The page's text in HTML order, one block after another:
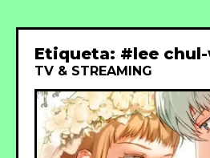
Etiqueta: #lee
TV & STREAMING